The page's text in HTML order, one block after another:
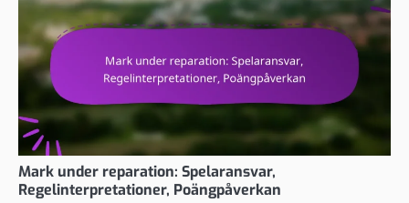
Mark under reparation: Spelaransvar,
Regelinterpretationer, Poängpåverkan